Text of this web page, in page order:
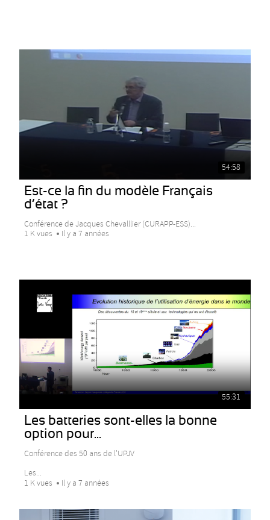
54:58
Est-ce la fin du modèle Français
d’état ?
Conférence de Jacques Chevalllier (CURAPP-ESS)...
1 K vues
Il y a 7 années
55:31
Les batteries sont-elles la bonne
option pour...
Conférence des 50 ans de l'UPJV
Les...
1 K vues
Il y a 7 années